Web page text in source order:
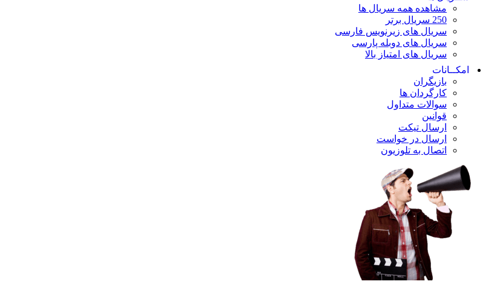
مشاهده همه سریال ها
250 سریال برتر
سریال های زیرنویس فارسی
سریال های دوبله پارسی
سریال های امتیاز بالا
امکــانات
بازیگران
کارگردان ها
سوالات متداول
قوانین
ارسال تیکت
ارسال در خواست
اتصال به تلوزیون